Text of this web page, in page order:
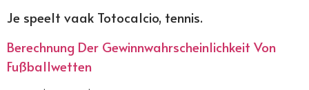
Je speelt vaak Totocalcio, tennis.
Berechnung Der Gewinnwahrscheinlichkeit Von
Fußballwetten